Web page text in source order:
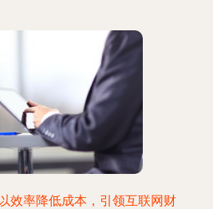
效率降低成本，引领互联网财